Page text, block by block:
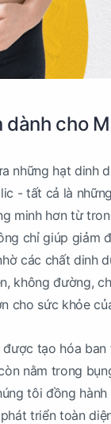
cho
những hạt dinh
- tất cả là
minh hơn từ
chỉ giúp giảm
các chất dinh
không đường,
cho sức khỏe
tạo hóa
nằm trong
tôi đồng
triển toàn